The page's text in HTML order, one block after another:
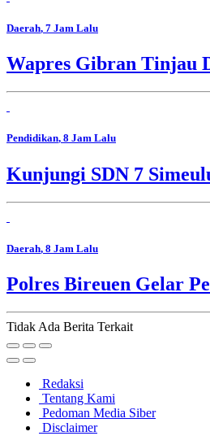
Daerah, 7 Jam Lalu
Wapres Gibran Tinjau
Pendidikan, 8 Jam Lalu
Kunjungi SDN 7
Daerah, 8 Jam Lalu
Polres Bireuen Gelar
Tidak Ada Berita Terkait
Redaksi
Tentang Kami
Pedoman Media Siber
Disclaimer